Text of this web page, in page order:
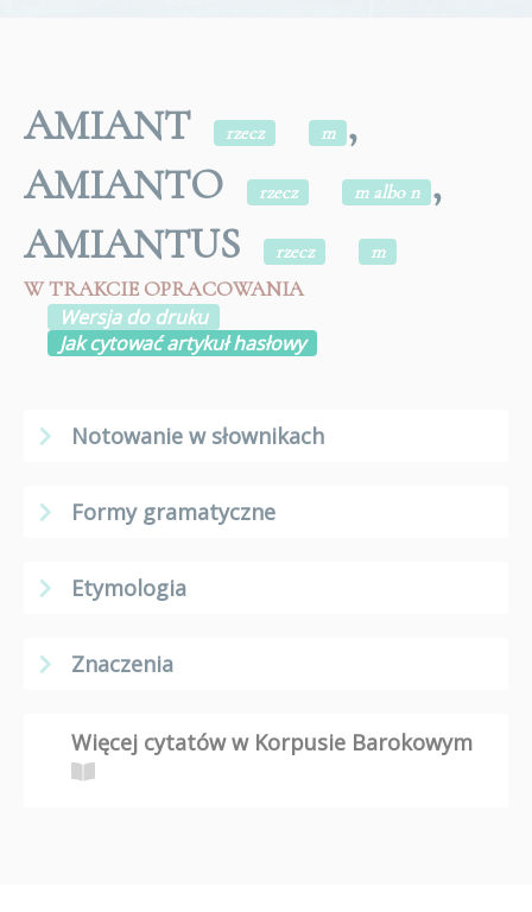
AMIANT rzecz m ,
AMIANTO
rzecz m albo n ,
AMIANTUS
rzecz m
W TRAKCIE OPRACOWANIA
Wersja do druku
Jak cytować artykuł hasłowy
Notowanie w słownikach
Formy gramatyczne
Etymologia
Znaczenia
Więcej cytatów w Korpusie Barokowym